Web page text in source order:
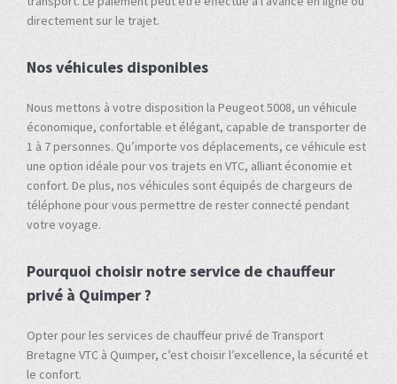
directement sur le trajet.
Nos véhicules disponibles
Nous mettons à votre disposition la Peugeot 5008, un véhicule
économique, confortable et élégant, capable de transporter de
1 à 7 personnes. Qu’importe vos déplacements, ce véhicule est
une option idéale pour vos trajets en VTC, alliant économie et
confort. De plus, nos véhicules sont équipés de chargeurs de
téléphone pour vous permettre de rester connecté pendant
votre voyage.
Pourquoi choisir notre service de chauffeur
privé à Quimper ?
Opter pour les services de chauffeur privé de Transport
Bretagne VTC à Quimper, c’est choisir l’excellence, la sécurité et
le confort.